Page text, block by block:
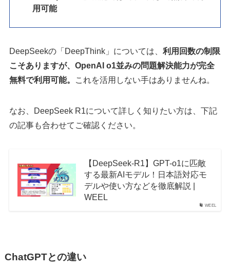
用可能
DeepSeekの「DeepThink」については、 利用回数の制限
こそありますが、OpenAI o1並みの問題解決能力が完全
無料で利用可能。
これを活用しない手はありませんね。
なお、DeepSeek R1について詳しく知りたい方は、下記
の記事も合わせてご確認ください。
WEEL
【DeepSeek-R1】GPT-o1に匹敵
する最新AIモデル！日本語対応モ
デルや使い方などを徹底解説 |
WEEL
ChatGPTとの違い